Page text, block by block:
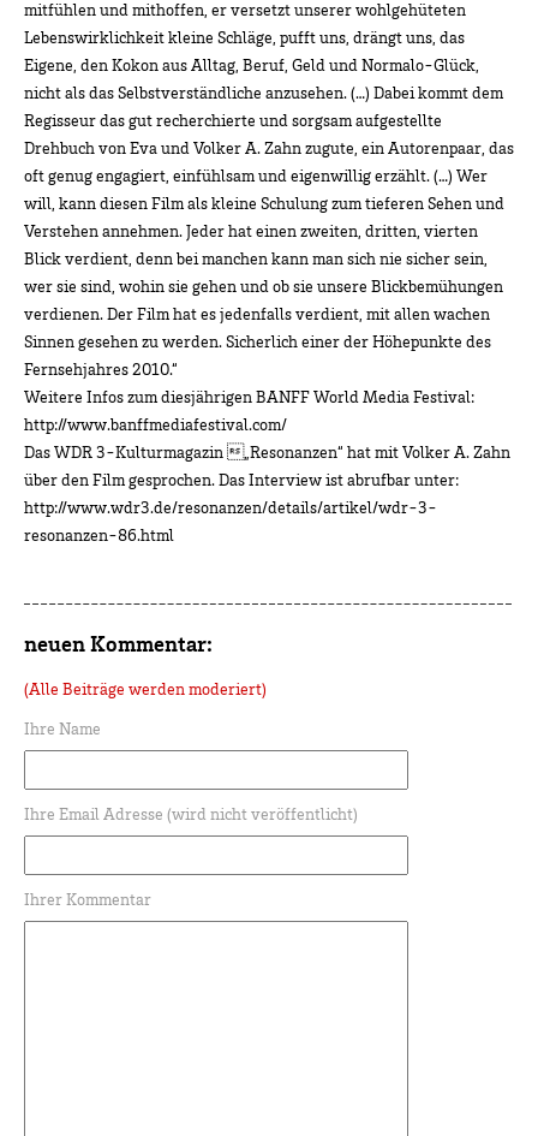
mitfühlen und mithoffen, er versetzt unserer wohlgehüteten
Lebenswirklichkeit kleine Schläge, pufft uns, drängt uns, das
Eigene, den Kokon aus Alltag, Beruf, Geld und Normalo-Glück,
nicht als das Selbstverständliche anzusehen. (…) Dabei kommt dem
Regisseur das gut recherchierte und sorgsam aufgestellte
Drehbuch von Eva und Volker A. Zahn zugute, ein Autorenpaar, das
oft genug engagiert, einfühlsam und eigenwillig erzählt. (…) Wer
will, kann diesen Film als kleine Schulung zum tieferen Sehen und
Verstehen annehmen. Jeder hat einen zweiten, dritten, vierten
Blick verdient, denn bei manchen kann man sich nie sicher sein,
wer sie sind, wohin sie gehen und ob sie unsere Blickbemühungen
verdienen. Der Film hat es jedenfalls verdient, mit allen wachen
Sinnen gesehen zu werden. Sicherlich einer der Höhepunkte des
Fernsehjahres 2010.“
Weitere Infos zum diesjährigen BANFF World Media Festival:
http://www.banffmediafestival.com/
Das WDR 3-Kulturmagazin „Resonanzen“ hat mit Volker A. Zahn
über den Film gesprochen. Das Interview ist abrufbar unter:
http://www.wdr3.de/resonanzen/details/artikel/wdr-3-
resonanzen-86.html
neuen Kommentar:
(Alle Beiträge werden moderiert)
Ihre Name
Ihre Email Adresse (wird nicht veröffentlicht)
Ihrer Kommentar